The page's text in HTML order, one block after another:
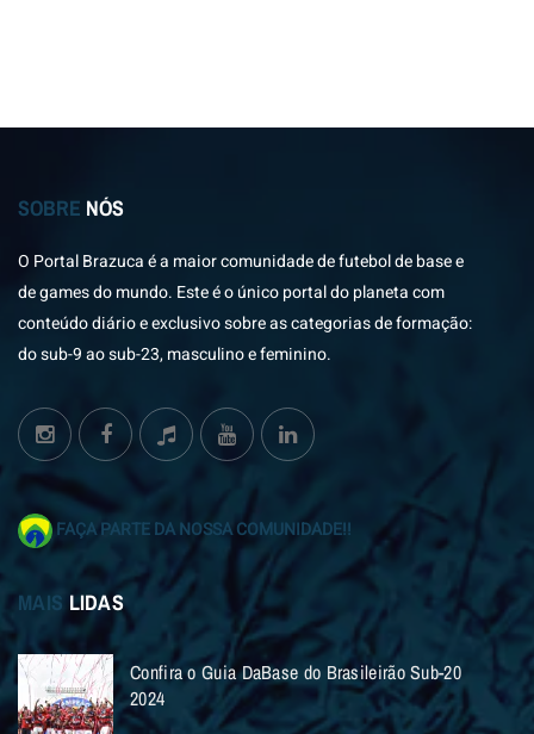
SOBRE NÓS
O Portal Brazuca é a maior comunidade de futebol de base e
de games do mundo. Este é o único portal do planeta com
conteúdo diário e exclusivo sobre as categorias de formação:
do sub-9 ao sub-23, masculino e feminino.
FAÇA PARTE DA NOSSA COMUNIDADE!!
MAIS LIDAS
Confira o Guia DaBase do Brasileirão Sub-20
2024